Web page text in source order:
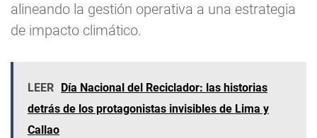
alineando la gestión operativa a una estrategia
de impacto climático.
LEER
Día Nacional del Reciclador: las historias
detrás de los protagonistas invisibles de Lima y
Callao